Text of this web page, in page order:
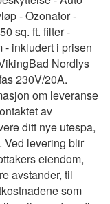
- Ozonator -
sq. ft. filter -
- inkludert i prisen
Nordlys
230V/20A.
om leveranse
av
ditt nye utespa,
Ved levering blir
eiendom,
avstander, til
som